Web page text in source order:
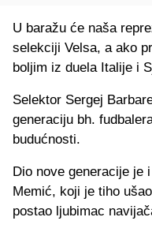
U baražu će naša
selekciji Velsa, a ako
boljim iz duela Italije i
Selektor Sergej
generaciju bh.
budućnosti.
Dio nove generacije je
Memić, koji je tiho
postao ljubimac